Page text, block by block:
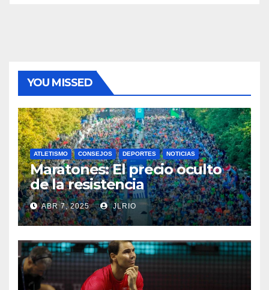
YOU MISSED
ATLETISMO CONSEJOS DEPORTES NOTICIAS
Maratones: El precio oculto
de la resistencia
ABR 7, 2025 JLRIO